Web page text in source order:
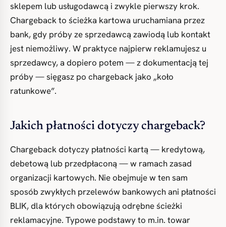
sklepem lub usługodawcą i zwykle pierwszy krok.
Chargeback to ścieżka kartowa uruchamiana przez
bank, gdy próby ze sprzedawcą zawiodą lub kontakt
jest niemożliwy. W praktyce najpierw reklamujesz u
sprzedawcy, a dopiero potem — z dokumentacją tej
próby — sięgasz po chargeback jako „koło
ratunkowe”.
Jakich płatności dotyczy chargeback?
Chargeback dotyczy płatności kartą — kredytową,
debetową lub przedpłaconą — w ramach zasad
organizacji kartowych. Nie obejmuje w ten sam
sposób zwykłych przelewów bankowych ani płatności
BLIK, dla których obowiązują odrębne ścieżki
reklamacyjne. Typowe podstawy to m.in. towar